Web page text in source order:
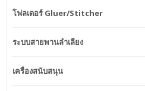
เย็บ ความเร็วนั้นรวดเร็ว แม่นยำ
จะเย็บเดี่ยว เย็บคู่ก็ได้ หัวเย็บมี
การเย็บที่ได้ยินสามารถเลื่อนขึ้น
โฟลเดอร์ Gluer/Stitcher
ระบบสายพานลำเลียง
เครื่องสนับสนุน